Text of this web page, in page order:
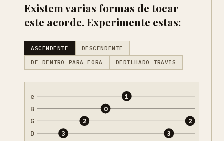
Existem varias formas de tocar
este acorde. Experimente estas:
ASCENDENTE DESCENDENTE
DE DENTRO PARA FORA DEDILHADO TRAVIS
e
B
G
D 3
2
0
1
3
2